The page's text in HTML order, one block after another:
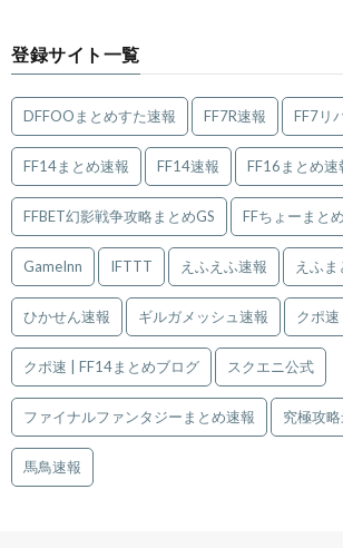
登録サイト一覧
DFFOOまとめすた速報 FF7R速報 FF7リ
FF14まとめ速報 FF14速報 FF16まとめ速
FFBET幻影戦争攻略まとめGS FFちょーまとめ
GameInn IFTTT えふえふ速報 えふま
ひかせん速報 ギルガメッシュ速報 クポ速
クポ速 | FF14まとめブログ スクエニ公式
ファイナルファンタジーまとめ速報 究極攻
馬鳥速報